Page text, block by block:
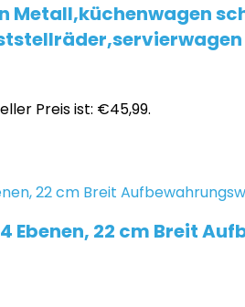
Metall,küchenwagen
Preis ist: €45,99.
Ebenen, 22 cm Breit